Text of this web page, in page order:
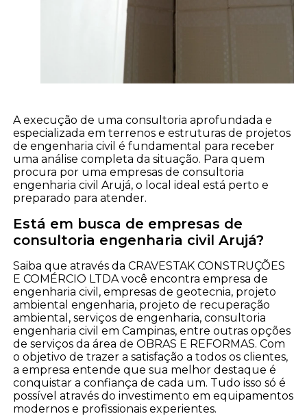
A execução de uma consultoria aprofundada e
especializada em terrenos e estruturas de projetos
de engenharia civil é fundamental para receber
uma análise completa da situação. Para quem
procura por uma empresas de consultoria
engenharia civil Arujá, o local ideal está perto e
preparado para atender.
Está em busca de empresas de
consultoria engenharia civil Arujá?
Saiba que através da CRAVESTAK CONSTRUÇÕES
E COMÉRCIO LTDA você encontra empresa de
engenharia civil, empresas de geotecnia, projeto
ambiental engenharia, projeto de recuperação
ambiental, serviços de engenharia, consultoria
engenharia civil em Campinas, entre outras opções
de serviços da área de OBRAS E REFORMAS. Com
o objetivo de trazer a satisfação a todos os clientes,
a empresa entende que sua melhor destaque é
conquistar a confiança de cada um. Tudo isso só é
possível através do investimento em equipamentos
modernos e profissionais experientes.